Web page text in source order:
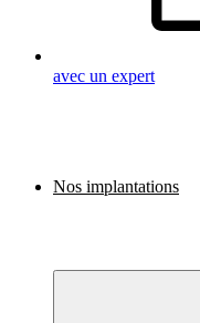
avec un expert
Nos implantations